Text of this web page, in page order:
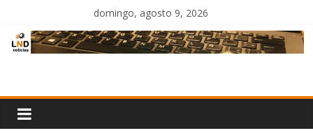
contenido
domingo, agosto 9, 2026
Noticias